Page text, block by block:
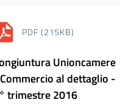
PDF (215KB)
Unioncamere
al dettaglio -
trimestre 2016